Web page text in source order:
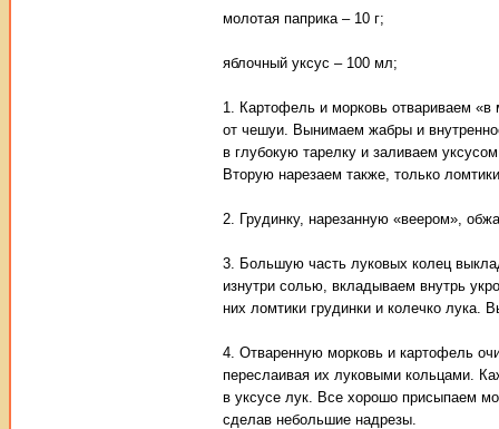
молотая паприка – 10 г;
яблочный уксус – 100 мл;
1. Картофель и морковь отвариваем
от чешуи. Вынимаем жабры и
в глубокую тарелку и заливаем
Вторую нарезаем также, только
2. Грудинку, нарезанную «веером»,
3. Большую часть луковых колец
изнутри солью, вкладываем внутрь
них ломтики грудинки и колечко
4. Отваренную морковь и картофель
переслаивая их луковыми кольцами.
в уксусе лук. Все хорошо присыпаем
сделав небольшие надрезы.